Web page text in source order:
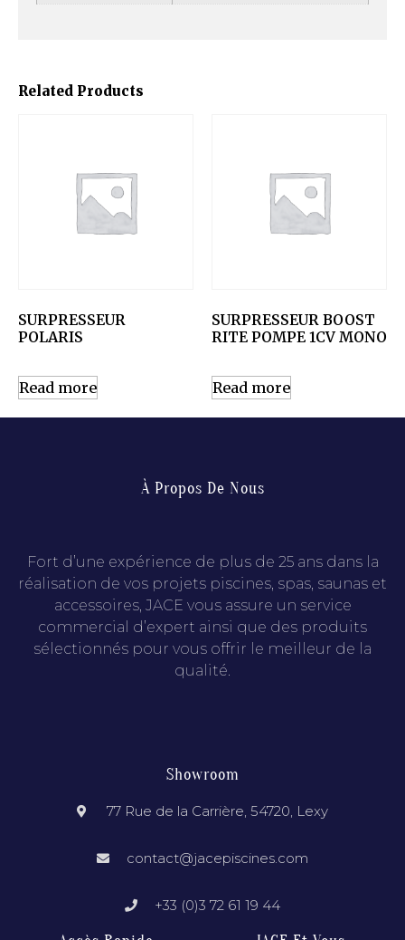
Related Products
SURPRESSEUR
POLARIS
Read more
SURPRESSEUR BOOST
RITE POMPE 1CV MONO
Read more
À Propos De Nous
Fort d’une expérience de plus de 25 ans dans la
réalisation de vos projets piscines, spas, saunas et
accessoires, JACE vous assure un service
commercial d’expert ainsi que des produits
sélectionnés pour vous offrir le meilleur de la
qualité.
Showroom
77 Rue de la Carrière, 54720, Lexy
contact@jacepiscines.com
+33 (0)3 72 61 19 44